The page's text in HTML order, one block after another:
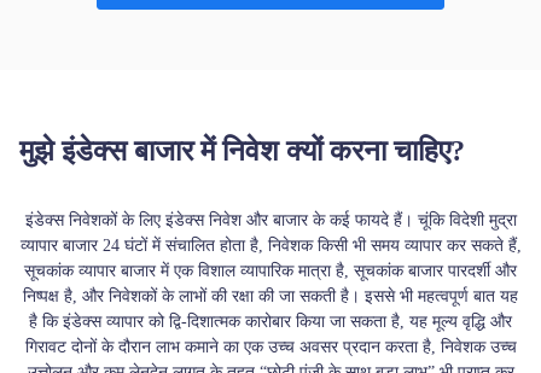
मुझे इंडेक्स बाजार में निवेश क्यों करना चाहिए?
इंडेक्स निवेशकों के लिए इंडेक्स निवेश और बाजार के कई फायदे हैं। चूंकि विदेशी मुद्रा
व्यापार बाजार 24 घंटों में संचालित होता है, निवेशक किसी भी समय व्यापार कर सकते हैं,
सूचकांक व्यापार बाजार में एक विशाल व्यापारिक मात्रा है, सूचकांक बाजार पारदर्शी और
निष्पक्ष है, और निवेशकों के लाभों की रक्षा की जा सकती है। इससे भी महत्वपूर्ण बात यह
है कि इंडेक्स व्यापार को द्वि-दिशात्मक कारोबार किया जा सकता है, यह मूल्य वृद्धि और
गिरावट दोनों के दौरान लाभ कमाने का एक उच्च अवसर प्रदान करता है, निवेशक उच्च